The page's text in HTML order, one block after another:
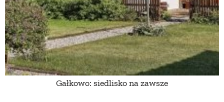
Gałkowo: siedlisko na zawsze
ZWIERZĘTA DOMOWE
ZWIERZĘTA W NATURZE
GRZYBY